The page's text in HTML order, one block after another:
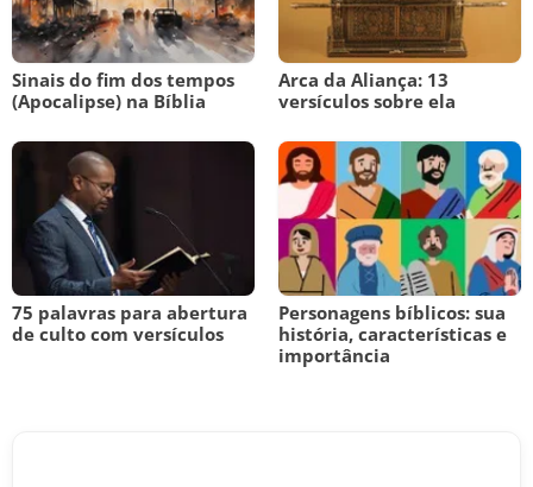
Sinais do fim dos tempos
(Apocalipse) na Bíblia
Arca da Aliança: 13
versículos sobre ela
75 palavras para abertura
de culto com versículos
Personagens bíblicos: sua
história, características e
importância